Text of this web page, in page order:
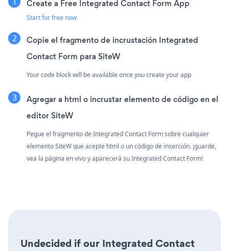
Create a Free Integrated Contact Form App
Start for free now
Copie el fragmento de incrustación Integrated
Contact Form para SiteW
Your code block will be available once you create your app
Agregar a html o incrustar elemento de código en el
editor SiteW
Pegue el fragmento de Integrated Contact Form sobre cualquier
elemento SiteW que acepte html o un código de inserción. ¡guarde,
vea la página en vivo y aparecerá su Integrated Contact Form!
Undecided if our Integrated Contact